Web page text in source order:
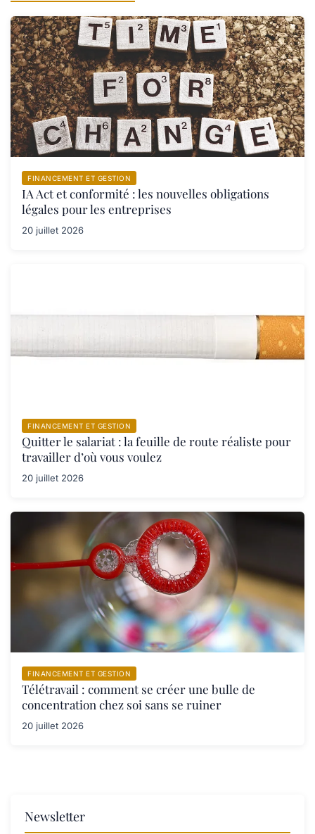
FINANCEMENT ET GESTION
IA Act et conformité : les nouvelles obligations
légales pour les entreprises
20 juillet 2026
FINANCEMENT ET GESTION
Quitter le salariat : la feuille de route réaliste pour
travailler d’où vous voulez
20 juillet 2026
FINANCEMENT ET GESTION
Télétravail : comment se créer une bulle de
concentration chez soi sans se ruiner
20 juillet 2026
Newsletter